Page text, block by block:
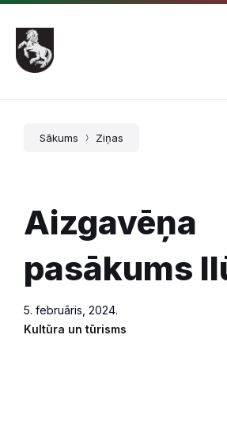
Pāriet
saturu
Skip
main
navigation
Skip
footer
Sākums Ziņas
Aizgavēņa
pasākums
5. februāris, 2024.
Kultūra un tūrisms